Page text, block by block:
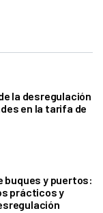
la desregulación
en la tarifa de
buques y puertos:
prácticos y